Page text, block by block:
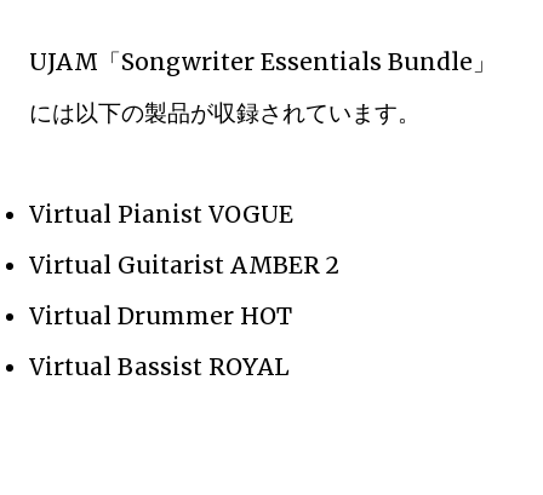
UJAM「Songwriter Essentials Bundle」
には以下の製品が収録されています。
Virtual Pianist VOGUE
Virtual Guitarist AMBER 2
Virtual Drummer HOT
Virtual Bassist ROYAL